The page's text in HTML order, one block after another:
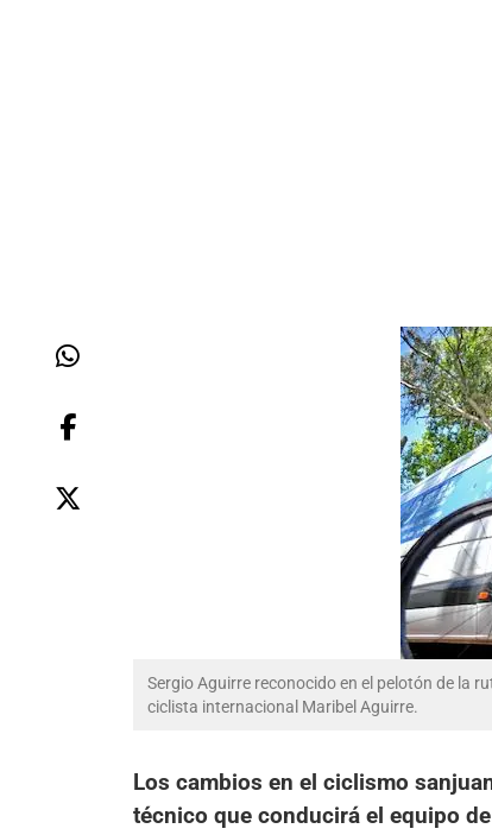
Sergio Aguirre reconocido en el pelotón de la
ciclista internacional Maribel Aguirre.
Los cambios en el ciclismo
técnico que conducirá el equipo